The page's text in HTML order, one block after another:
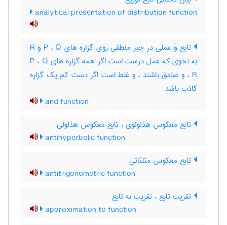
analytical presentation of distribution function
تابع وَ عملی در جبر منطقی روی گزاره های P ، Q و R
به نحوی که عمل درست است اگر همه گزاره های P ، Q
، R و صادق باشند ، و غلط است اگر دست کم یک گزاره
کاذب باشد
and function
تابع معکوس هذلولوی ، تابع معکوس هذلولی
antihyperbolic function
تابع معکوس مثلثاتی
antitrigonometric function
تقریب تابع ، تقریب به تابع
approximation to function